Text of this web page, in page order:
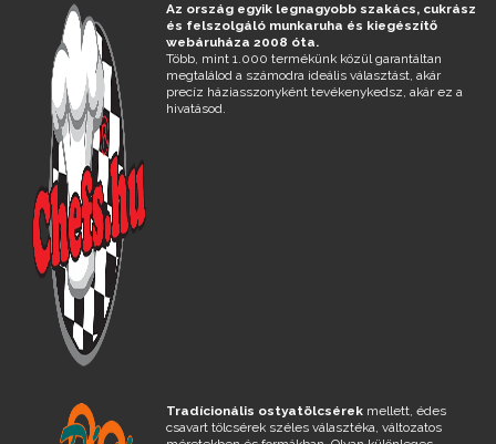
Az ország egyik legnagyobb szakács, cukrász
és felszolgáló munkaruha és kiegészítő
webáruháza 2008 óta.
Több, mint 1.000 termékünk közül garantáltan
megtalálod a számodra ideális választást, akár
precíz háziasszonyként tevékenykedsz, akár ez a
hivatásod.
Tradícionális ostyatölcsérekmellett, édes
csavart tölcsérek széles választéka, változatos